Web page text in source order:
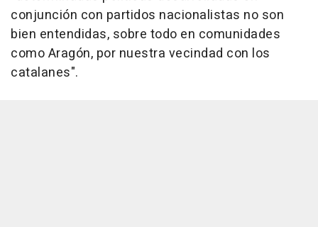
conjunción con partidos nacionalistas no son
bien entendidas, sobre todo en comunidades
como Aragón, por nuestra vecindad con los
catalanes".